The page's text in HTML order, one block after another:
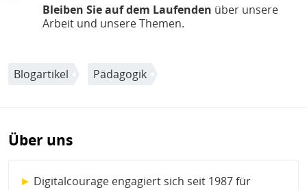
Bleiben Sie auf dem Laufenden über unsere
Arbeit und unsere Themen.
Blogartikel Pädagogik
Über uns
► Digitalcourage engagiert sich seit 1987 für